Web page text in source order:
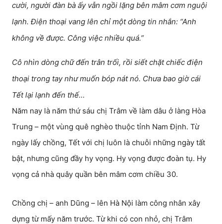
cười, người đàn bà ấy vẫn ngồi lặng bên mâm cơm nguội
lạnh. Điện thoại vang lên chỉ một dòng tin nhắn: “Anh
không về được. Công việc nhiều quá.”
Cô nhìn dòng chữ đến trân trối, rồi siết chặt chiếc điện
thoại trong tay như muốn bóp nát nó. Chưa bao giờ cái
Tết lại lạnh đến thế…
Năm nay là năm thứ sáu chị Trâm về làm dâu ở làng Hòa
Trung – một vùng quê nghèo thuộc tỉnh Nam Định. Từ
ngày lấy chồng, Tết với chị luôn là chuỗi những ngày tất
bật, nhưng cũng đầy hy vọng. Hy vọng được đoàn tụ. Hy
vọng cả nhà quây quần bên mâm cơm chiều 30.
Chồng chị – anh Dũng – lên Hà Nội làm công nhân xây
dựng từ mấy năm trước. Từ khi có con nhỏ, chị Trâm